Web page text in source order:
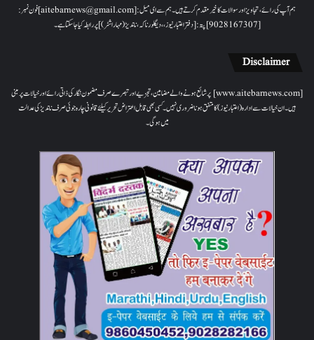
ہم آپ کی رائے، تجاویز اور سوالات کا خیرمقدم کرتے ہیں۔ ہم سےای میل: [aitebarnews@gmail.com]فون نمبر:
[9028167307]پتہ: [دفتر اعتبار نیوز، ، دیگلور ناکہ، ناندیڑ(مہاراشٹر) ] پر رابطہ کیا جاسکتا ہے۔
Disclaimer
[www.aitebarnews.com] پر شائع ہونے والے مضامین، تجزیے اور تبصرے صرف مضمون نگار کی ذاتی رائے اور خیالات پر مبنی
ہیں۔ ان خیالات سے ادارہ (اعتبار نیوز) کا متفق ہونا ضروری نہیں۔ کسی بھی قابل اعتراض تحریر کیلئے قانونی چارہ جوئی صرف ناندیڑ کی عدالت
میں ہوگی۔